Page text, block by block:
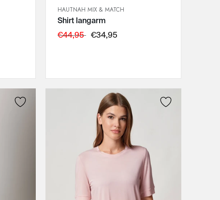
SCHNELLANSICHT
38
IN DEN WARENKORB
HAUTNAH MIX & MATCH
Shirt langarm
€44,95 €34,95